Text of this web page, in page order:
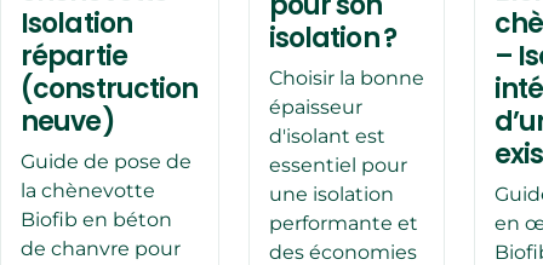
Isolation
répartie
(construction
neuve)
Guide de pose de
la chènevotte
Biofib en béton
de chanvre pour
isolation ?
Choisir la bonne
épaisseur
d'isolant est
essentiel pour
une isolation
performante et
des économies
–
en